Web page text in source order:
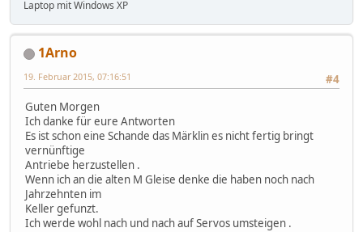
Laptop mit Windows XP
1Arno
#4
19. Februar 2015, 07:16:51
Guten Morgen
Ich danke für eure Antworten
Es ist schon eine Schande das Märklin es nicht fertig bringt
vernünftige
Antriebe herzustellen .
Wenn ich an die alten M Gleise denke die haben noch nach
Jahrzehnten im
Keller gefunzt.
Ich werde wohl nach und nach auf Servos umsteigen .